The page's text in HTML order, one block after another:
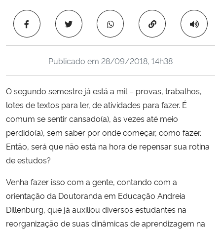
Ministério da Educação
Ministério da Cidadania
Ministério de Minas e Energia
Ministério da Ciência, Tecnologia, Inovações e Comunicações
Ministério do Meio Ambiente
Ministério do Desenvolvimento Regional
Copiar para área
Publicado em 28/09/2018, 14h38
O segundo semestre já está a mil – provas, trabalhos,
lotes de textos para ler, de atividades para fazer. É
comum se sentir cansado(a), às vezes até meio
perdido(a), sem saber por onde começar, como fazer.
Então, será que não está na hora de repensar sua rotina
de estudos?
Venha fazer isso com a gente, contando com a
orientação da Doutoranda em Educação Andreia
Dillenburg, que já auxiliou diversos estudantes na
reorganização de suas dinâmicas de aprendizagem na